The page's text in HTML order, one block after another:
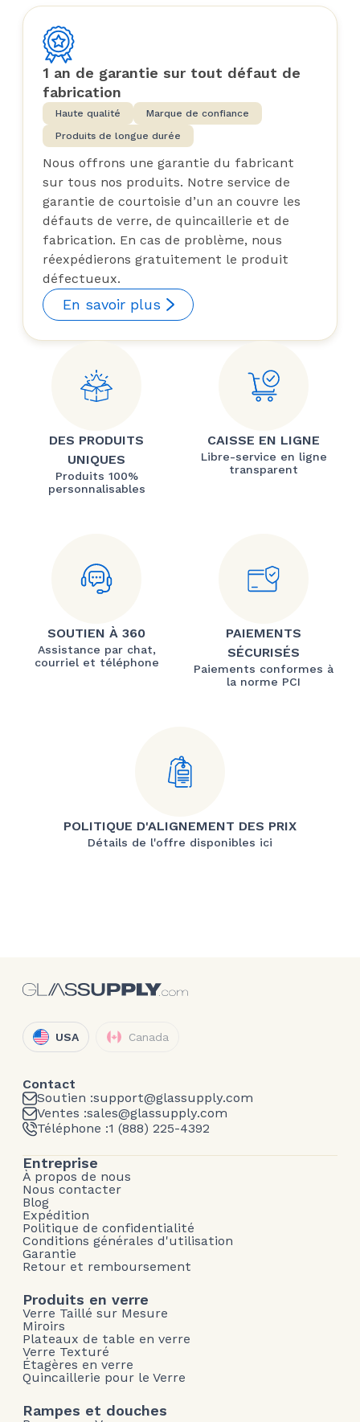
1 an de garantie sur tout défaut de
fabrication
Haute qualité
Marque de confiance
Produits de longue durée
Nous offrons une garantie du fabricant
sur tous nos produits. Notre service de
garantie de courtoisie d’un an couvre les
défauts de verre, de quincaillerie et de
fabrication. En cas de problème, nous
réexpédierons gratuitement le produit
défectueux.
En savoir plus
DES PRODUITS
UNIQUES
Produits 100%
personnalisables
CAISSE EN LIGNE
Libre-service en ligne
transparent
SOUTIEN À 360
Assistance par chat,
courriel et téléphone
PAIEMENTS
SÉCURISÉS
Paiements conformes à
la norme PCI
POLITIQUE D'ALIGNEMENT DES PRIX
Détails de l'offre disponibles ici
USA Canada
Contact
Soutien :support@glassupply.com
Ventes :sales@glassupply.com
Téléphone :1 (888) 225-4392
Entreprise
À propos de nous
Nous contacter
Blog
Expédition
Politique de confidentialité
Conditions générales d'utilisation
Garantie
Retour et remboursement
Produits en verre
Verre Taillé sur Mesure
Miroirs
Plateaux de table en verre
Verre Texturé
Étagères en verre
Quincaillerie pour le Verre
Rampes et douches